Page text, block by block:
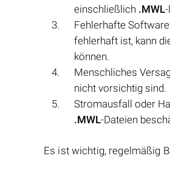
einschließlich .MWL
Fehlerhafte
fehlerhaft ist, kann
können.
Menschliches
nicht vorsichtig sind.
Stromausfall oder
.MWL-Dateien
Es ist wichtig, regelmäßig